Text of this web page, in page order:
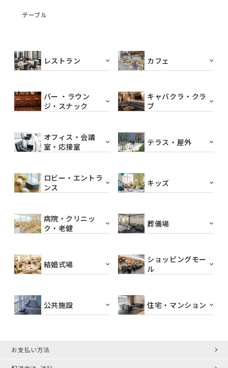
テーブル
レストラン カフェ
バー ・ラウン
ジ・スナック
キャバクラ・クラ
ブ
オフィス・会議
室・応接室
テラス・屋外
ロビー・エントラ
ンス
キッズ
病院・クリニッ
ク・老健
葬儀場
結婚式場
ショッピングモー
ル
公共施設 住宅・マンション
お支払い方法